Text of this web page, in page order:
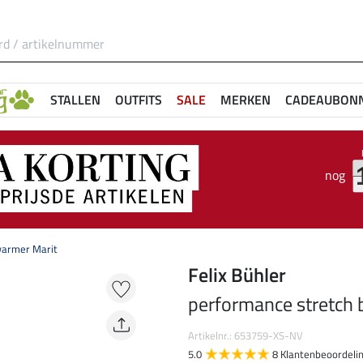
STALLEN OUTFITS SALE MERKEN
nog
Marit
Felix Bühler
performance
Artikelnr.: 653759-XS-NV
5.0
8